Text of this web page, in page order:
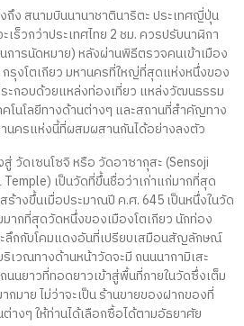
ถึง สนามบินนานาชาตินาริตะ ประเทศญี่ปุ่น
เร็วกว่าประเทศไทย 2 ชม. ควรปรับนาฬิกา
การนัดหมาย) หลังผ่านพิธีตรวจคนเข้าเมือง
รุงโตเกียว มหานครที่ใหญ่ที่สุดแห่งหนึ่งของ
ระกอบด้วยแหล่งท่องเที่ยว แหล่งวัฒนธรรม
โนโลยีทางด้านต่างๆ และสถานที่สำคัญทาง
นครแห่งนี้ที่ผสมผสานกันได้อย่างลงตัว
วัดเซนโซจิ หรือ วัดอาซากุสะ (Sensoji
Temple) เป็นวัดที่ขึ้นชื่อว่าเก่าแก่มากที่สุด
ร้างขึ้นเมื่อประมาณปี ค.ศ. 645 เป็นหนึ่งในวัด
มากที่สุดวัดหนึ่งของเมืองโตเกียว นักท่อง
ลึกกับโคมแดงอันที่เปรียบเสมือนสัญลักษณ์
วณทางด้านหน้าวัดจะมี ถนนนากามิเสะ
นนยาวที่ทอดยาวเข้าสู่พื้นที่ภายในวัดซึ่งเต็ม
กมาย ไม่ว่าจะเป็น ร้านขายของฝากของที่
างๆ ให้ท่านได้เลือกซื้อได้ตามอัธยาศัย